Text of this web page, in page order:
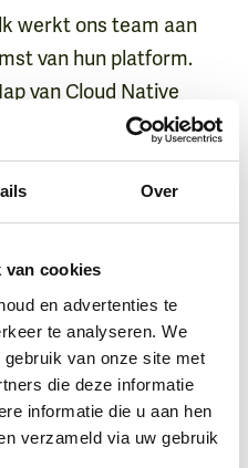
Over
van cookies
en advertenties te
te analyseren. We
van onze site met
die deze informatie
informatie die u aan hen
verzameld via uw gebruik
werkt ons team aan
van hun platform.
van Cloud Native
als een gids dient
overstappen naar
Cloud Native houdt
aangepast aan de
een organisatie, wat
flexibiliteit om
Met behulp
we stap voor stap de
maken, waarbij
Cloud, Apple,